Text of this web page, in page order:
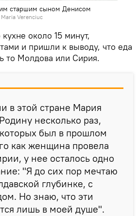
старшим сыном Денисом
Verenciuc
около 15 минут,
и пришли к выводу, что еда
то Молдова или Сирия.
в этой стране Мария
несколько раз,
был в прошлом
как женщина провела
у нее осталось одно
"Я до сих пор мечтаю
глубинке, с
Но знаю, что эти
лишь в моей душе".